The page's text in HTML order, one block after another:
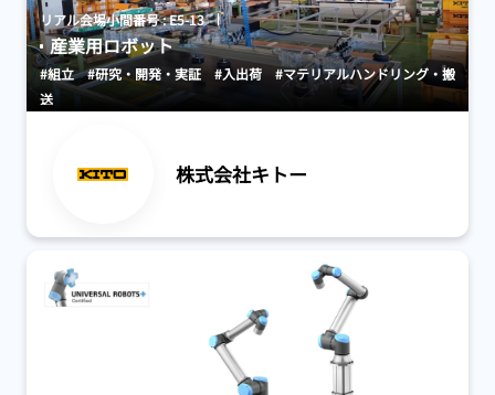
リアル会場小間番号 : E5-13
産業用ロボット
#組立 #研究・開発・実証 #入出荷
#マテリアルハンドリング・搬
送
株式会社キトー